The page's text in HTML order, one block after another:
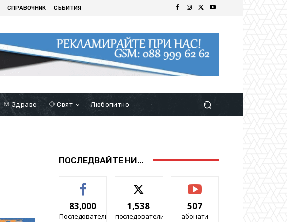
СПРАВОЧНИК СЪБИТИЯ
Здраве Свят Любопитно
ПОСЛЕДВАЙТЕ НИ...
83,000
Последователи
1,538
последователи
507
абонати